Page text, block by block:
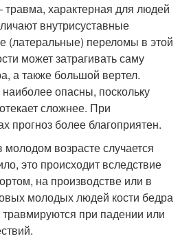
характерная для людей
внутрисуставные
(латеральные) переломы в этой
может затрагивать саму
а также большой вертел.
опасны, поскольку
сложнее. При
прогноз более благоприятен.
возрасте случается
это происходит вследствие
на производстве или в
молодых людей кости бедра
при падении или